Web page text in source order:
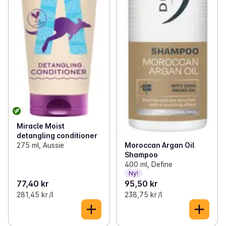
Miracle Moist
detangling conditioner
275 ml, Aussie
77,40 kr
281,45 kr /l
Moroccan Argan Oil
Shampoo
400 ml, Define
Ny!
95,50 kr
238,75 kr /l